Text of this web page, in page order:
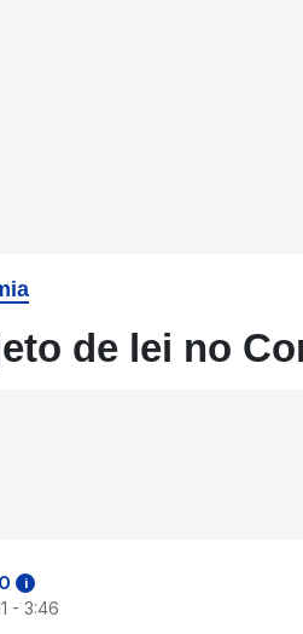
de lei no
i
- 3:46